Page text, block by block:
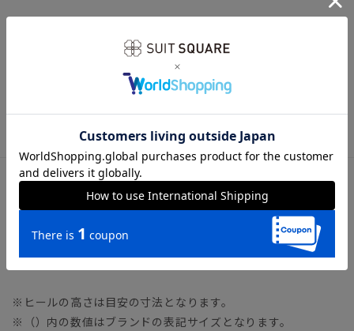
サイズ詳細
【24.0（6.0）・24.5（6.5）・25.0（7）・25.5（7.5）・
26.0（8）・26.5（8.5）】
※ヒールの高さは目安の寸法となります。
※（）内の数値はブランドの表記サイズとなります。